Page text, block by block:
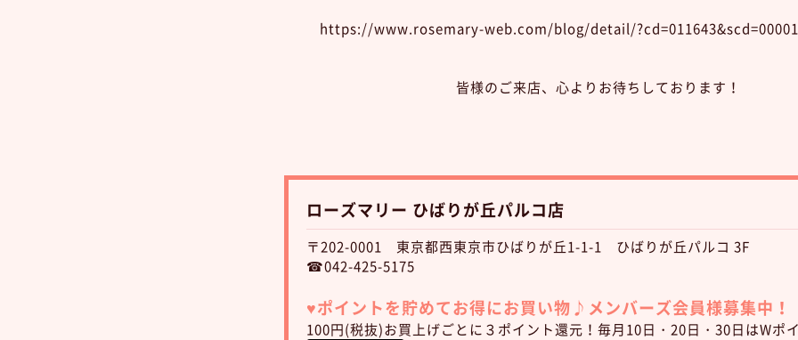
https://www.rosemary-web.com/blog/detail/
皆様のご来店、心よりお待ちしております！
ローズマリー ひばりが丘パルコ店
〒202-0001 東京都西東京市ひばりが丘1-1-1 ひばりが丘パルコ 3F
☎042-425-5175
♥︎ポイントを貯めてお得にお買い物♪ メンバーズ会員様募集中！
100円(税抜)お買上げごとに３ポイント還元！毎月10日・20日・30日はWポ